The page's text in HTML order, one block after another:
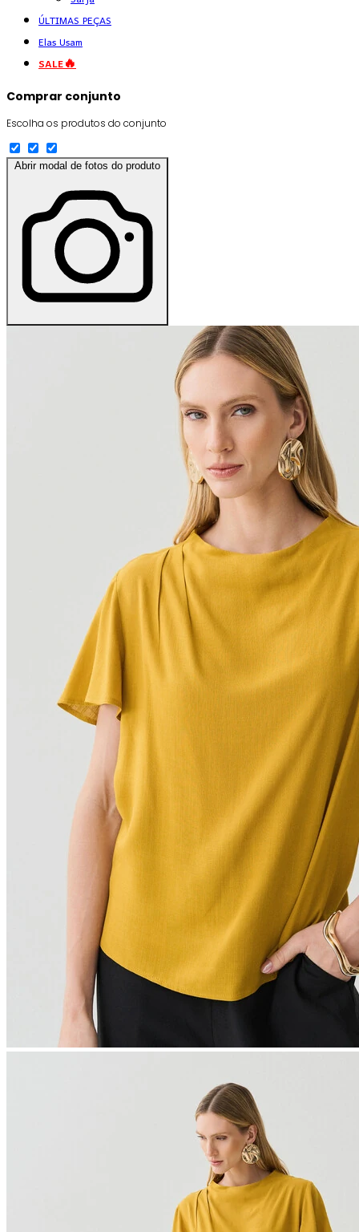
ÚLTIMAS PEÇAS
Elas Usam
SALE🔥
Comprar conjunto
Escolha os produtos do conjunto
Abrir modal de fotos do produto